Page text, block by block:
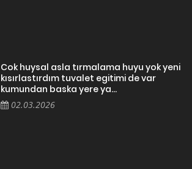
Cok huysal asla tırmalama huyu yok yeni
kısırlastırdım tuvalet egitimi de var
kumundan baska yere ya...
02.03.2026